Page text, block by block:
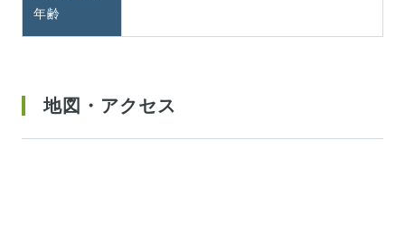
年齢
地図・アクセス